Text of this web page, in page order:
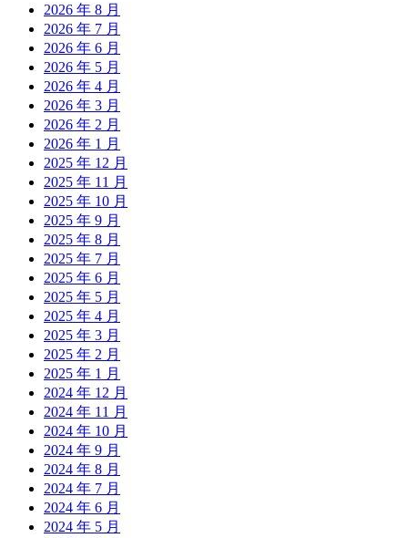
2026 年 8 月
2026 年 7 月
2026 年 6 月
2026 年 5 月
2026 年 4 月
2026 年 3 月
2026 年 2 月
2026 年 1 月
2025 年 12 月
2025 年 11 月
2025 年 10 月
2025 年 9 月
2025 年 8 月
2025 年 7 月
2025 年 6 月
2025 年 5 月
2025 年 4 月
2025 年 3 月
2025 年 2 月
2025 年 1 月
2024 年 12 月
2024 年 11 月
2024 年 10 月
2024 年 9 月
2024 年 8 月
2024 年 7 月
2024 年 6 月
2024 年 5 月